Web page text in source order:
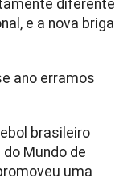
diferente
e a nova briga
ano erramos
brasileiro
Mundo de
uma